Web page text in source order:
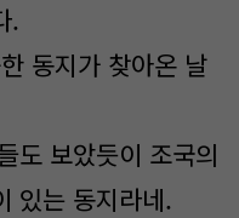
.
동지가 찾아온 날
도 보았듯이 조국의
있는 동지라네.